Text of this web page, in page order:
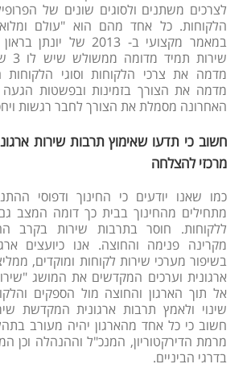
לצרכים משתנים ולסוגים שונים של
הלקוחות. כל אחד מהם הוא "עולם
במאמר מקצועי ב- 2013 של
מדמה את צרכי הלקוחות וסוגי הלקוחות
מדמה את הצורך בזמינות ובפשטות הגעה
האחרונה מסמלת את הצורך לחבר רגשות
חשוב כי תדעו שאימוץ תרבות שירות
מרכזי להצלחה
כמו שאנו יודעים כי החינוך ודפוסי
מתחילים מהחינוך בבית כך דומה המצב
ללקוחות. חוסר בתרבות שירות בקרב
מקרינה פנימה והחוצה. אנו כיועצים
בשיפור מערכי שירות לקוחות ומוקדים,
ארגונית וערכים המקדשים את המושג
אל תוך הארגון והחוצה מול הספקים
שינוי ולאמץ תרבות ארגונית המקדשת
חשוב כי כל אחד מהארגון יהיה מעורב
מרמת הדירקטוריון, המנכ"ל וההנהלה וכן
בדרגי הביניים.